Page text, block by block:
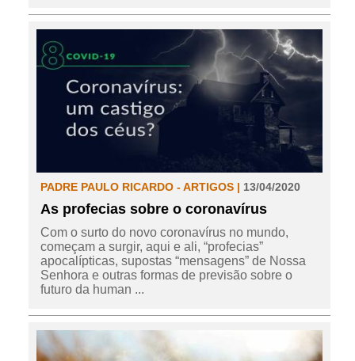
PADRE PAULO RICARDO - ARTIGOS | 13/04/2020
As profecias sobre o coronavírus
Com o surto do novo coronavírus no mundo,
começam a surgir, aqui e ali, “profecias”
apocalípticas, supostas “mensagens” de Nossa
Senhora e outras formas de previsão sobre o
futuro da human ...